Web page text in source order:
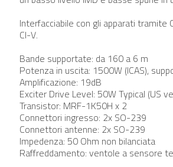
Interfacciabile con gli apparati tramite
CI-V.
Bande supportate: da 160 a 6 m
Potenza in uscita: 1500W (ICAS),
Amplificazione: 19dB
Exciter Drive Level: 50W Typical (US
Transistor: MRF-1K50H x 2
Connettori ingresso: 2x SO-239
Connettori antenne: 2x SO-239
Impedenza: 50 Ohm non bilanciata
Raffreddamento: ventole a sensore